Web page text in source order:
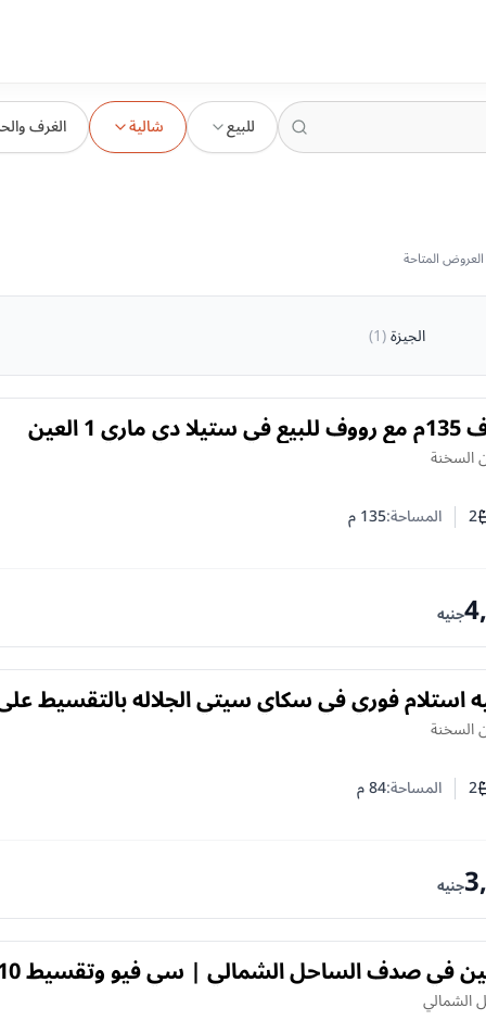
للبيع شالية الغرف
الجيزة(
1
)
شاليه 3 غرف 135م مع رووف للبيع في ستيلا دي ماري 1 العين
السخنة
النوم
الحمامات2 المساحة:135م
جنيه
استلام فوري في سكاي سيتي الجلاله بالتقسيط
السخنة
النوم
الحمامات2 المساحة:84م
جنيه
شاليه غرفتين في صدف
الشمالي